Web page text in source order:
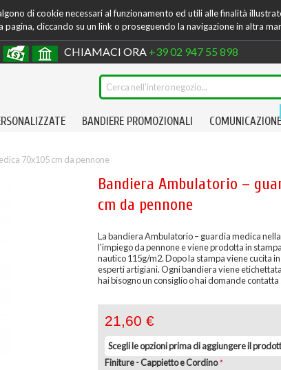
di cookie necessari al funzionamento ed utili alle finalità
cliccando su un link o proseguendo la navigazione in altra
CHIAMACI ORA +39 02 947 55 898
BANDIERE PROMOZIONALI
70x105 cm da pennone
Bandiera Ambulatorio –
cm da pennone
La bandiera Ambulatorio – guardia medica
l'impiego da pennone e viene prodotta in
nautico 115g/m2. Dopo la stampa viene cucita
esperti artigiani. Ogni bandiera viene
hai bisogno un consiglio o hai domande
21,60 €
Scegli le opzioni prima di aggiungere il
Finiture- Cappietto e Cordino